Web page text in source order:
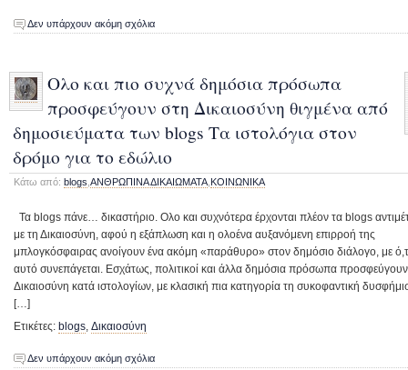
Δεν υπάρχουν ακόμη σχόλια
Ολο και πιο συχνά δημόσια πρόσωπα
προσφεύγουν στη Δικαιοσύνη θιγμένα από
δημοσιεύματα των blogs Τα ιστολόγια στον
δρόμο για το εδώλιο
Κάτω από: blogs ΑΝΘΡΩΠΙΝΑ ΔΙΚΑΙΩΜΑΤΑ ΚΟΙΝΩΝΙΚΑ
Τα blogs πάνε… δικαστήριο. Ολο και συχνότερα έρχονται πλέον τα blogs
με τη Δικαιοσύνη, αφού η εξάπλωση και η ολοένα αυξανόμενη επιρροή της
μπλογκόσφαιρας ανοίγουν ένα ακόμη «παράθυρο» στον δημόσιο διάλογο, με
αυτό συνεπάγεται. Εσχάτως, πολιτικοί και άλλα δημόσια πρόσωπα
Δικαιοσύνη κατά ιστολογίων, με κλασική πια κατηγορία τη συκοφαντική
[…]
Ετικέτες: blogs Δικαιοσύνη
Δεν υπάρχουν ακόμη σχόλια